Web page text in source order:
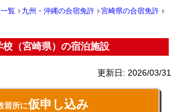
覧 九州・沖縄の合宿免許
宮崎県の合宿免許
（宮崎県）の宿泊施設
更新日: 2026/03/31
習所に仮申し込み